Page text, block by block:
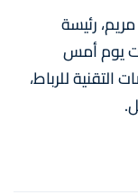
رئيسة
يوم أمس
للرباط،